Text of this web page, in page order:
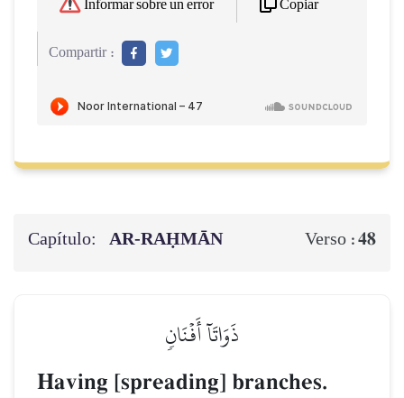
Informar sobre un error Copiar
Compartir :
Capítulo: AR-RAḤMĀN Verso :48
ذَوَاتَآ أَفۡنَانٖ
Having [spreading] branches.